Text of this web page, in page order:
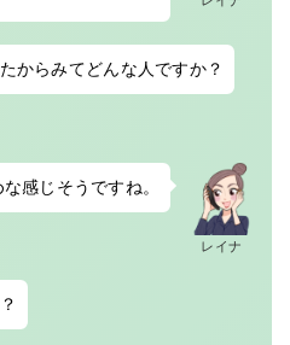
からみてどんな人ですか？
レイナ
感じそうですね。